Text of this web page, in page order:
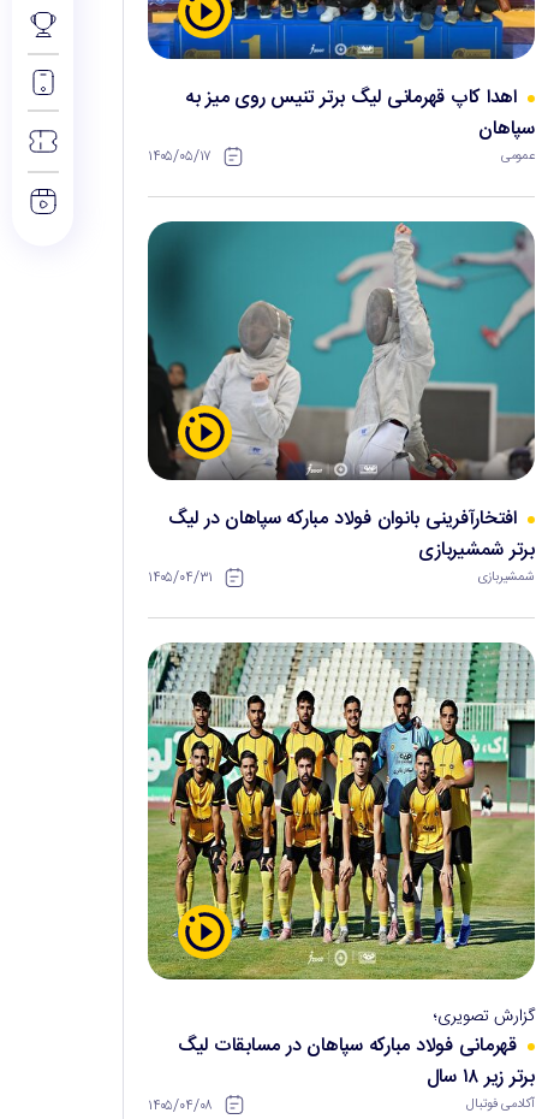
اهدا کاپ قهرمانی لیگ برتر تنیس روی میز به
سپاهان
عمومی ۱۴۰۵/۰۵/۱۷
افتخارآفرینی بانوان فولاد مبارکه سپاهان در لیگ
برتر شمشیربازی
شمشیربازی ۱۴۰۵/۰۴/۳۱
گزارش تصویری؛
قهرمانی فولاد مبارکه سپاهان در مسابقات لیگ
برتر زیر ۱۸ سال
آکادمی فوتبال ۱۴۰۵/۰۴/۰۸